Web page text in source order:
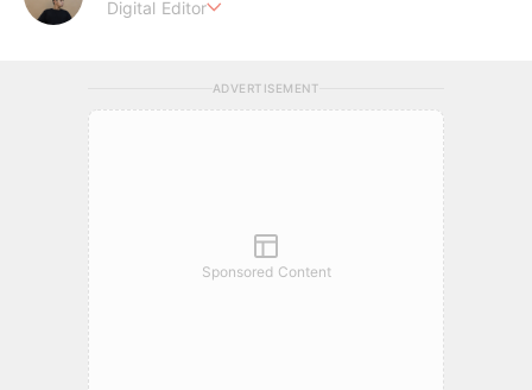
Digital Editor
ADVERTISEMENT
Sponsored Content